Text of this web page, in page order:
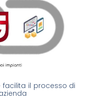
facilita il processo di